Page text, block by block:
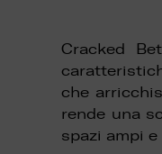
Cracked
che
rende una
spazi ampi